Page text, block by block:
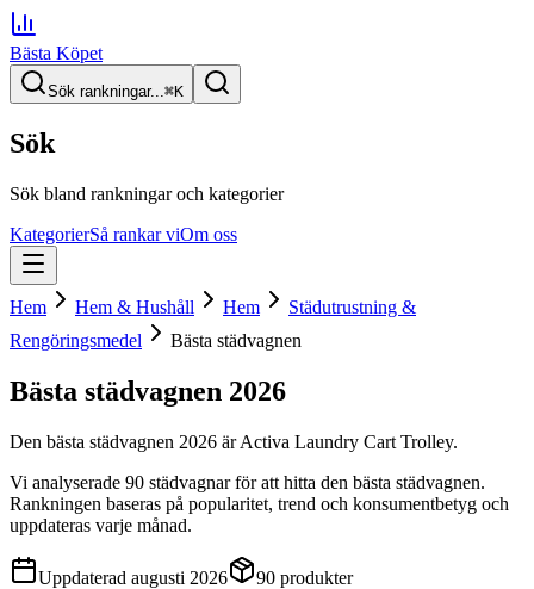
Bästa Köpet
Sök rankningar...⌘K
Sök
Sök bland rankningar och kategorier
KategorierSå rankar viOm oss
Hem Hem & Hushåll Hem
Städutrustning &
Rengöringsmedel
Bästa städvagnen
Bästa städvagnen 2026
Den bästa städvagnen 2026 ärActiva Laundry Cart Trolley.
Vi analyserade 90 städvagnarför att hitta den bästa städvagnen.
Rankningen baseras på popularitet, trend och konsumentbetyg och
uppdateras varje månad.
Uppdaterad augusti 2026 90 produkter